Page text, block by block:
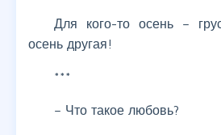
Для кого-то осень –
осень другая!
***
– Что такое любовь?